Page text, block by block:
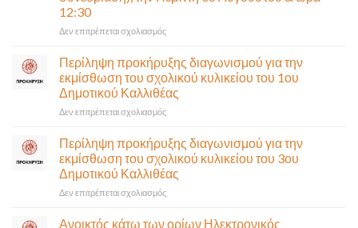
Ποσειδώνος)
10
Αυγούστου-
Ένα
αναγκαίο
σημαντικό
έργο
υποδομής
ολοκληρώθηκε
12:30
Δεν επιτρέπεται σχολιασμόςστο
σε
έκτακτη
συνεδρίαση
της
Δημοτικής
που
θα
γίνει
δια
ζώσης
αίθουσα
Περίληψη προκήρυξης διαγωνισμού για την
εκμίσθωση του σχολικού κυλικείου του 1ου
Δημοτικού Καλλιθέας
Δεν επιτρέπεται σχολιασμόςστο
προκήρυξης
διαγωνισμού
για
την
εκμίσθωση
σχολικού
Περίληψη προκήρυξης διαγωνισμού για την
εκμίσθωση του σχολικού κυλικείου του 3ου
Δημοτικού Καλλιθέας
Δεν επιτρέπεται σχολιασμόςστο
προκήρυξης
Ανοικτός κάτω των ορίων Ηλεκτρονικός